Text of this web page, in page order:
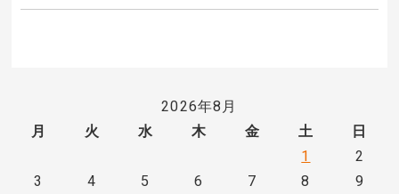
2026年8月
月
火 水 木 金 土
日
1
2
3
4 5 6 7 8
9